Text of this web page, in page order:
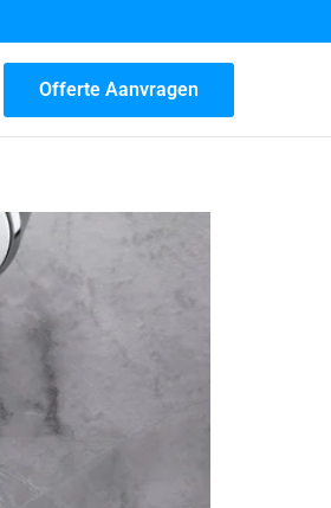
Offerte Aanvragen